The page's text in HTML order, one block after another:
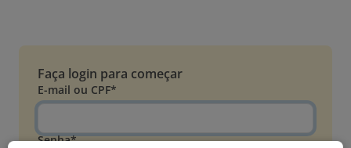
Faça login para começar
E-mail ou CPF*
Senha*